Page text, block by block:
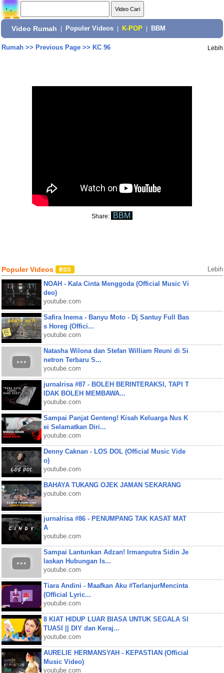
Video Rumah Populer Videos K-POP BBM
Rumah>> Previous Page>> KC 96 Lebih
Share: BBM
Populer Videos Lebih
NOAH - Kala Cinta Menggoda (Official Music Vi
deo)
youtube.com
Safira Inema - Banyu Moto - Dj Santuy Full Bas
s Horeg (Offici...
youtube.com
Natasha Wilona dan Stefan William Reuni di Si
netron Terbaru S...
youtube.com
jurnalrisa #87 - BOLEH BERINTERAKSI, TAPI T
IDAK BOLEH MEMBAWA...
youtube.com
Sampai Panjat Genteng! Kisah Keluarga Nus K
ei Selamatkan Diri...
youtube.com
Denny Caknan - LOS DOL (Official Music Vide
o)
youtube.com
BAHAYA TUKANG OJEK JAMAN SEKARANG
youtube.com
jurnalrisa #86 - PENUMPANG TAK KASAT MAT
A
youtube.com
Sampai Lantunkan Adzan! Irmanputra Sidin Je
laskan Hubungan Is...
youtube.com
Tiara Andini - Maafkan Aku #TerlanjurMencinta
(Official Lyric...
youtube.com
8 KIAT HIDUP LUAR BIASA UNTUK SEGALA SI
TUASI || DIY dan Keraj...
youtube.com
AURELIE HERMANSYAH - KEPASTIAN (Official
Music Video)
youtube.com